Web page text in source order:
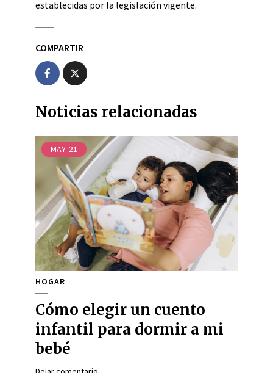
establecidas por la legislación vigente.
COMPARTIR
Noticias relacionadas
MAY 21
HOGAR
Cómo elegir un cuento
infantil para dormir a mi
bebé